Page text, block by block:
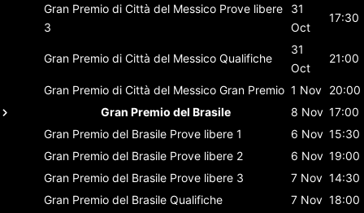
Gran Premio di Città del Messico Prove libere
3
31
Oct
17:30
Gran Premio di Città del Messico Qualifiche
31
Oct
21:00
Gran Premio di Città del Messico Gran Premio 1 Nov 20:00
Gran Premio del Brasile
8 Nov 17:00
Gran Premio del Brasile Prove libere 1 6 Nov 15:30
Gran Premio del Brasile Prove libere 2 6 Nov 19:00
Gran Premio del Brasile Prove libere 3 7 Nov 14:30
Gran Premio del Brasile Qualifiche 7 Nov 18:00